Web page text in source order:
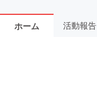
ホーム 活動報告